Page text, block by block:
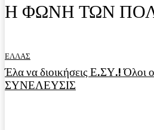
Η ΦΩΝΗ ΤΩΝ
ΕΛΛΑΣ
Έλα να διοικήσεις Ε.ΣΥ.!
ΣΥΝΕΛΕΥΣΙΣ